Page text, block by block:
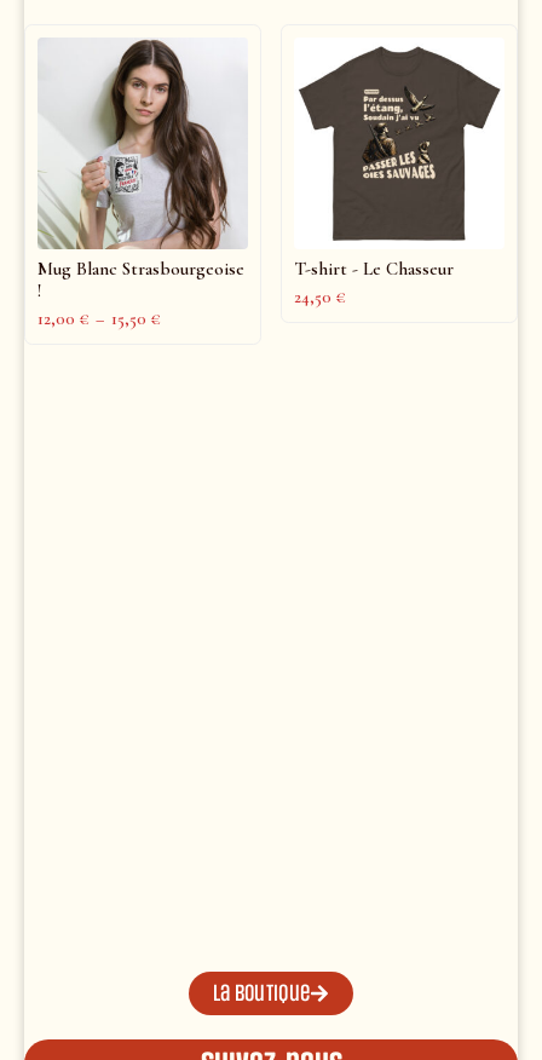
Mug Blanc Strasbourgeoise
!
12,00 € – 15,50 €
T-shirt - Le Chasseur
24,50 €
La boutique